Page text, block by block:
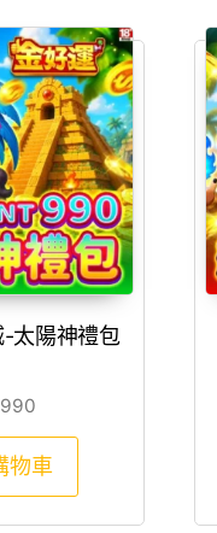
太陽神禮包
990
物車